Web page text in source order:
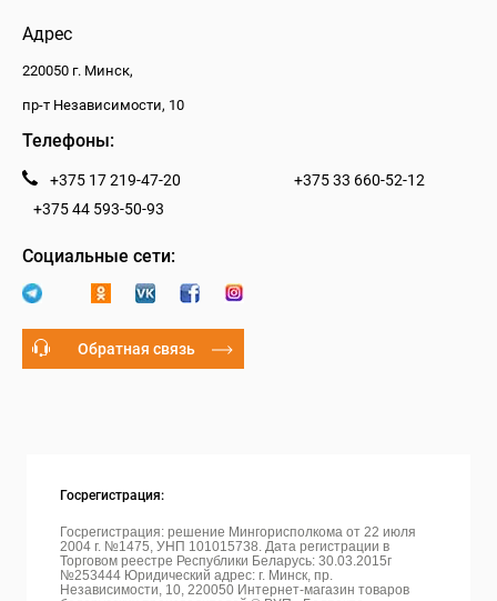
Адрес
220050 г. Минск,
пр-т Независимости, 10
Телефоны:
+375 17 219-47-20
+375 33 660-52-12
+375 44 593-50-93
Социальные сети:
Обратная связь
Госрегистрация:
Госрегистрация: решение Мингорисполкома от 22 июля
2004 г. №1475, УНП 101015738. Дата регистрации в
Торговом реестре Республики Беларусь: 30.03.2015г
№253444 Юридический адрес: г. Минск, пр.
Независимости, 10, 220050 Интернет-магазин товаров